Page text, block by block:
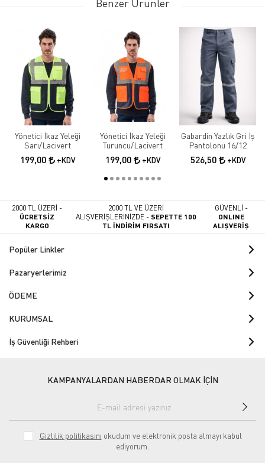
Benzer Ürünler
Yönetici İkaz Yeleği
Sarı/Lacivert
199,00 +KDV
Yönetici İkaz Yeleği
Turuncu/Lacivert
199,00 +KDV
Gabardin Yazlık Gri İş
Pantolonu 16/12
526,50 +KDV
2000 TL ÜZERİ -
ÜCRETSİZ
KARGO
2000 TL VE ÜZERİ
ALIŞVERİŞLERİNİZDE -SEPETTE 100
TL İNDİRİM FIRSATI
GÜVENLİ -
ONLINE
ALIŞVERİŞ
Popüler Linkler
Pazaryerlerimiz
ÖDEME
KURUMSAL
İş Güvenliği Rehberi
KAMPANYALARDAN HABERDAR OLMAK İÇİN
Gizlilik politikasını okudum ve elektronik posta almayı kabul
ediyorum.